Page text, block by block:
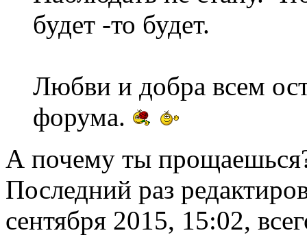
будет -то будет.
Любви и добра всем
форума.
А почему ты
Последний раз
сентября 2015, 15:02,